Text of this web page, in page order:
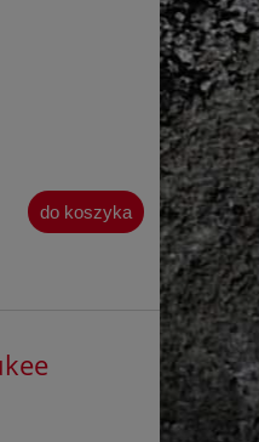
do koszyka